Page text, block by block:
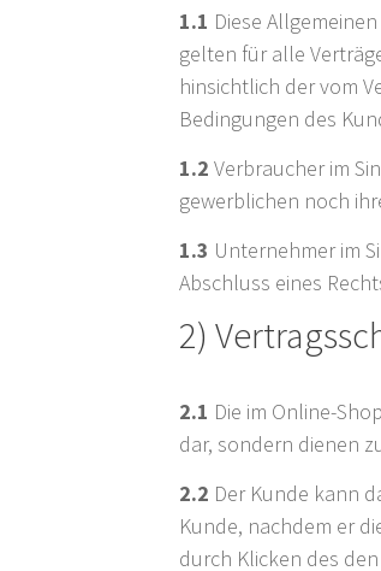
1.1 Diese
gelten für alle
hinsichtlich der vom
Bedingungen des
1.2 Verbraucher im
gewerblichen noch
1.3 Unternehmer im
Abschluss eines
2)
2.1 Die im Online-
dar, sondern dienen
2.2 Der Kunde kann
Kunde, nachdem er
durch Klicken des